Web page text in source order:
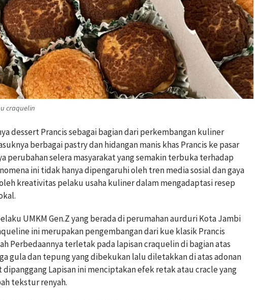
craquelin
dessert Prancis sebagai bagian dari perkembangan kuliner
berbagai pastry dan hidangan manis khas Prancis ke pasar
perubahan selera masyarakat yang semakin terbuka terhadap
ini tidak hanya dipengaruhi oleh tren media sosial dan gaya
kreativitas pelaku usaha kuliner dalam mengadaptasi resep
UMKM Gen.Z yang berada di perumahan aurduri Kota Jambi
ini merupakan pengembangan dari kue klasik Prancis
Perbedaannya terletak pada lapisan craquelin di bagian atas
gula dan tepung yang dibekukan lalu diletakkan di atas adonan
Lapisan ini menciptakan efek retak atau cracle yang
tekstur renyah.